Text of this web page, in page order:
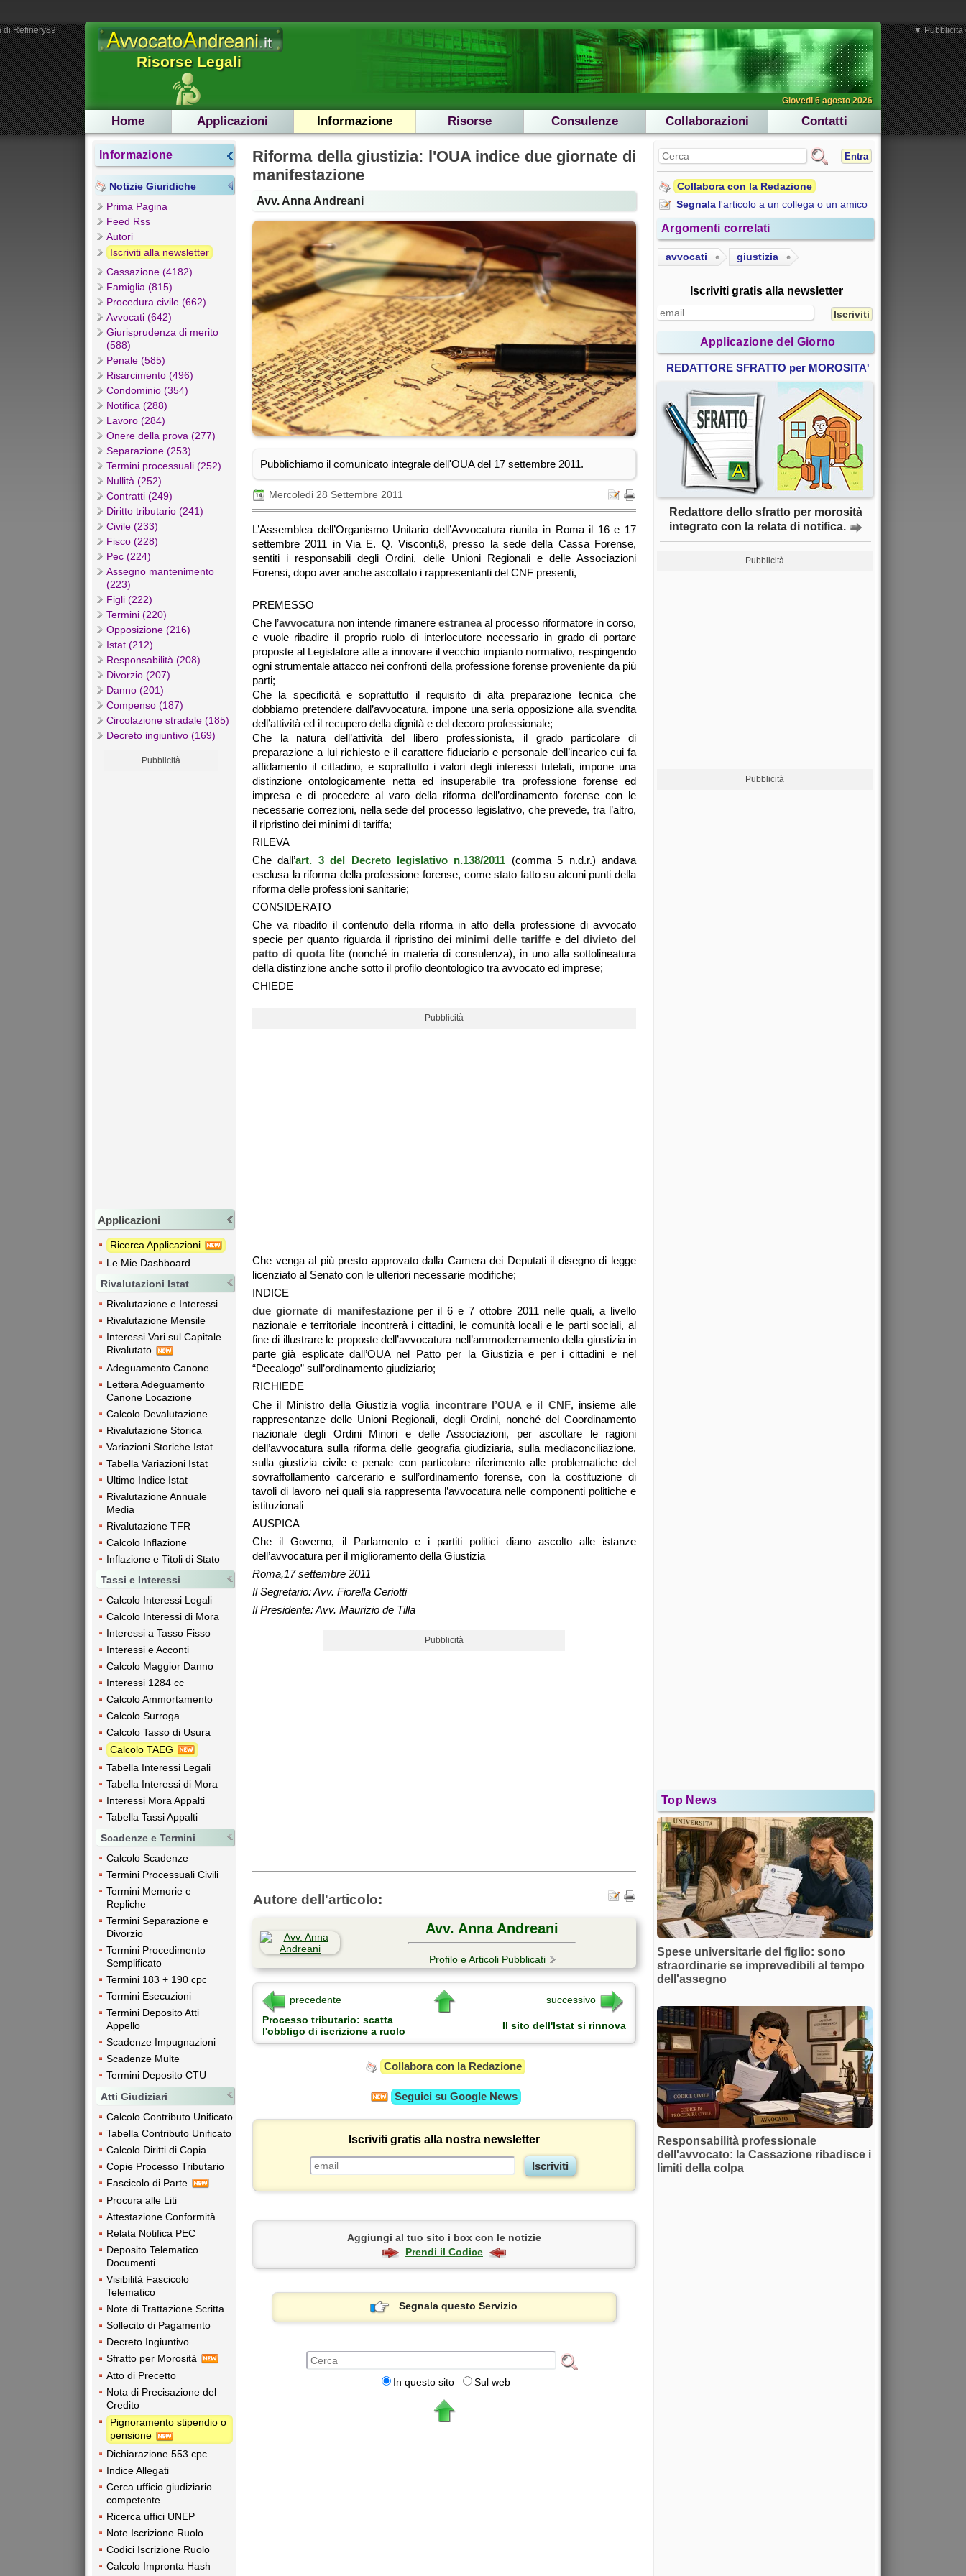
Risorse Legali
Giovedi 6 agosto 2026
Home Applicazioni Informazione Risorse Consulenze Collaborazioni Contatti
Informazione
Notizie Giuridiche
Prima Pagina
Feed Rss
Autori
Iscriviti alla newsletter
Cassazione (4182)
Famiglia (815)
Procedura civile (662)
Avvocati (642)
Giurisprudenza di merito
(588)
Penale (585)
Risarcimento (496)
Condominio (354)
Notifica (288)
Lavoro (284)
Onere della prova (277)
Separazione (253)
Termini processuali (252)
Nullità (252)
Contratti (249)
Diritto tributario (241)
Civile (233)
Fisco (228)
Pec (224)
Assegno mantenimento
(223)
Figli (222)
Termini (220)
Opposizione (216)
Istat (212)
Responsabilità (208)
Divorzio (207)
Danno (201)
Compenso (187)
Circolazione stradale (185)
Decreto ingiuntivo (169)
Pubblicità
Applicazioni
Ricerca Applicazioni
Le Mie Dashboard
Rivalutazioni Istat
Rivalutazione e Interessi
Rivalutazione Mensile
Interessi Vari sul Capitale
Rivalutato
Adeguamento Canone
Lettera Adeguamento
Canone Locazione
Calcolo Devalutazione
Rivalutazione Storica
Variazioni Storiche Istat
Tabella Variazioni Istat
Ultimo Indice Istat
Rivalutazione Annuale
Media
Rivalutazione TFR
Calcolo Inflazione
Inflazione e Titoli di Stato
Tassi e Interessi
Calcolo Interessi Legali
Calcolo Interessi di Mora
Interessi a Tasso Fisso
Interessi e Acconti
Calcolo Maggior Danno
Interessi 1284 cc
Calcolo Ammortamento
Calcolo Surroga
Calcolo Tasso di Usura
Calcolo TAEG
Tabella Interessi Legali
Tabella Interessi di Mora
Interessi Mora Appalti
Tabella Tassi Appalti
Scadenze e Termini
Calcolo Scadenze
Termini Processuali Civili
Termini Memorie e
Repliche
Termini Separazione e
Divorzio
Termini Procedimento
Semplificato
Termini 183 + 190 cpc
Termini Esecuzioni
Termini Deposito Atti
Appello
Scadenze Impugnazioni
Scadenze Multe
Termini Deposito CTU
Atti Giudiziari
Calcolo Contributo Unificato
Tabella Contributo Unificato
Calcolo Diritti di Copia
Copie Processo Tributario
Fascicolo di Parte
Procura alle Liti
Attestazione Conformità
Relata Notifica PEC
Deposito Telematico
Documenti
Visibilità Fascicolo
Telematico
Note di Trattazione Scritta
Sollecito di Pagamento
Decreto Ingiuntivo
Sfratto per Morosità
Atto di Precetto
Nota di Precisazione del
Credito
Pignoramento stipendio o
pensione
Dichiarazione 553 cpc
Indice Allegati
Cerca ufficio giudiziario
competente
Ricerca uffici UNEP
Note Iscrizione Ruolo
Codici Iscrizione Ruolo
Calcolo Impronta Hash
Riforma della giustizia: l'OUA indice due giornate di
manifestazione
Avv. Anna Andreani
Pubblichiamo il comunicato integrale dell'OUA del 17 settembre 2011.
Mercoledi 28 Settembre 2011
L’Assemblea dell’Organismo Unitario dell’Avvocatura riunita in Roma il 16 e 17
settembre 2011 in Via E. Q. Visconti,8, presso la sede della Cassa Forense,
sentiti i responsabili degli Ordini, delle Unioni Regionali e delle Associazioni
Forensi, dopo aver anche ascoltato i rappresentanti del CNF presenti,
PREMESSO
Che l’avvocaturanon intende rimanere estraneaal processo riformatore in corso,
e vuole ribadire il proprio ruolo di interlocutore necessario in grado di portare
proposte al Legislatore atte a innovare il vecchio impianto normativo, respingendo
ogni strumentale attacco nei confronti della professione forense proveniente da più
parti;
Che la specificità e soprattutto il requisito di alta preparazione tecnica che
dobbiamo pretendere dall’avvocatura, impone una seria opposizione alla svendita
dell’attività ed il recupero della dignità e del decoro professionale;
Che la natura dell’attività del libero professionista, il grado particolare di
preparazione a lui richiesto e il carattere fiduciario e personale dell’incarico cui fa
affidamento il cittadino, e soprattutto i valori degli interessi tutelati, impone una
distinzione ontologicamente netta ed insuperabile tra professione forense ed
impresa e di procedere al varo della riforma dell’ordinamento forense con le
necessarie correzioni, nella sede del processo legislativo, che prevede, tra l’altro,
il ripristino dei minimi di tariffa;
RILEVA
Che dall’art. 3 del Decreto legislativo n.138/2011 (comma 5 n.d.r.) andava
esclusa la riforma della professione forense, come stato fatto su alcuni punti della
riforma delle professioni sanitarie;
CONSIDERATO
Che va ribadito il contenuto della riforma in atto della professione di avvocato
specie per quanto riguarda il ripristino dei minimi delle tariffe e deldivieto del
patto di quota lite (nonché in materia di consulenza), in uno alla sottolineatura
della distinzione anche sotto il profilo deontologico tra avvocato ed imprese;
CHIEDE
Pubblicità
Che venga al più presto approvato dalla Camera dei Deputati il disegno di legge
licenziato al Senato con le ulteriori necessarie modifiche;
INDICE
due giornate di manifestazioneper il 6 e 7 ottobre 2011 nelle quali, a livello
nazionale e territoriale incontrerà i cittadini, le comunità locali e le parti sociali, al
fine di illustrare le proposte dell’avvocatura nell’ammodernamento della giustizia in
parte già esplicate dall’OUA nel Patto per la Giustizia e per i cittadini e nel
“Decalogo” sull’ordinamento giudiziario;
RICHIEDE
Che il Ministro della Giustizia voglia incontrare l’OUA e il CNF, insieme alle
rappresentanze delle Unioni Regionali, degli Ordini, nonché del Coordinamento
nazionale degli Ordini Minori e delle Associazioni, per ascoltare le ragioni
dell’avvocatura sulla riforma delle geografia giudiziaria, sulla mediaconciliazione,
sulla giustizia civile e penale con particolare riferimento alle problematiche del
sovraffollamento carcerario e sull’ordinamento forense, con la costituzione di
tavoli di lavoro nei quali sia rappresenta l’avvocatura nelle componenti politiche e
istituzionali
AUSPICA
Che il Governo, il Parlamento e i partiti politici diano ascolto alle istanze
dell’avvocatura per il miglioramento della Giustizia
Roma,17 settembre 2011
Il Segretario: Avv. Fiorella Ceriotti
Il Presidente: Avv. Maurizio de Tilla
Pubblicità
Autore dell'articolo:
Avv. Anna Andreani
Profilo e Articoli Pubblicati
precedente
successivo
Processo tributario: scatta
l'obbligo di iscrizione a ruolo
Il sito dell'Istat si rinnova
Collabora con la Redazione
Seguici su Google News
Iscriviti gratis alla nostra newsletter
Aggiungi al tuo sito i box con le notizie
Prendi il Codice
Segnala questo Servizio
In questo sito Sul web
Entra
Collabora con la Redazione
Segnala l'articolo a un collega o un amico
Argomenti correlati
avvocati giustizia
Iscriviti gratis alla newsletter
Applicazione del Giorno
REDATTORE SFRATTO per MOROSITA'
Redattore dello sfratto per morosità
integrato con la relata di notifica.
Pubblicità
Pubblicità
Top News
Spese universitarie del figlio: sono
straordinarie se imprevedibili al tempo
dell'assegno
Responsabilità professionale
dell'avvocato: la Cassazione ribadisce i
limiti della colpa
Refinery89 ▼ Pubblicità